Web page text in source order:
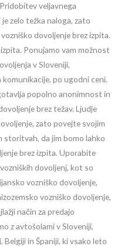
veljavnega
zelo težka naloga, zato
dovoljenje brez izpita.
Ponujamo vam možnost
v Sloveniji,
po ugodni ceni.
popolno anonimnost in
brez težav. Ljudje
zato povejte svojim
storitvah, da jim bomo lahko
brez izpita. Uporabite
dovoljenj, kot so
vozniško dovoljenje,
vozniško dovoljenje,
način za predajo
z avtošolami v Sloveniji,
Belgiji in Španiji, ki vsako leto